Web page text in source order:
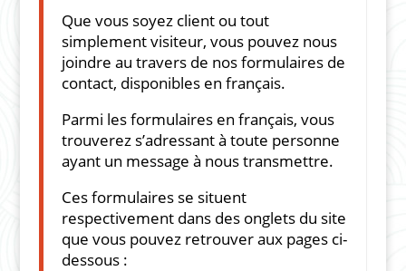
Que vous soyez client ou tout
simplement visiteur, vous pouvez nous
joindre au travers de nos formulaires de
contact, disponibles en français.
Parmi les formulaires en français, vous
trouverez s’adressant à toute personne
ayant un message à nous transmettre.
Ces formulaires se situent
respectivement dans des onglets du site
que vous pouvez retrouver aux pages ci-
dessous :